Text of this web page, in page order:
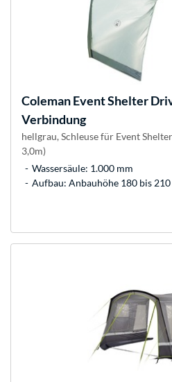
ColemanEvent Shelter
Verbindung
hellgrau, Schleuse für Event
3,0m)
Wassersäule: 1.000 mm
Aufbau: Anbauhöhe 180 bis 210